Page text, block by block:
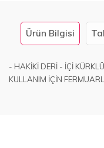
Ürün Bilgisi
- HAKİKİ DERİ - İÇİ
KULLANIM İÇİN